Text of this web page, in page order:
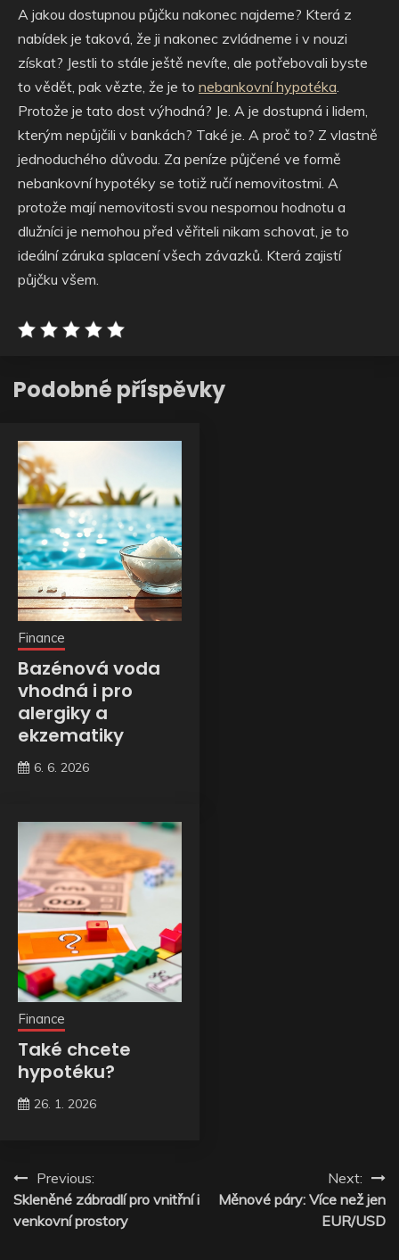
A jakou dostupnou půjčku nakonec najdeme? Která z
nabídek je taková, že ji nakonec zvládneme i v nouzi
získat? Jestli to stále ještě nevíte, ale potřebovali byste
to vědět, pak vězte, že je to nebankovní hypotéka
Protože je tato dost výhodná? Je. A je dostupná i lidem,
kterým nepůjčili v bankách? Také je. A proč to? Z vlastně
jednoduchého důvodu. Za peníze půjčené ve formě
nebankovní hypotéky se totiž ručí nemovitostmi. A
protože mají nemovitosti svou nespornou hodnotu a
dlužníci je nemohou před věřiteli nikam schovat, je to
ideální záruka splacení všech závazků. Která zajistí
půjčku všem.
Podobné příspěvky
Finance
Bazénová voda
vhodná i pro
alergiky a
ekzematiky
6. 6. 2026
Finance
Také chcete
hypotéku?
26. 1. 2026
Navigace
pro
Previous:
Skleněné zábradlí pro vnitřní i
venkovní prostory
Next:
Měnové páry: Více než jen
EUR/USD